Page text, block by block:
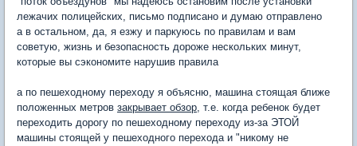
лежачих полицейских, письмо подписано и думаю отправлено
а в остальном, да, я езжу и паркуюсь по правилам и вам
советую, жизнь и безопасность дороже нескольких минут,
которые вы сэкономите нарушив правила
а по пешеходному переходу я объясню, машина стоящая ближе
положенных метров закрывает обзор, т.е. когда ребенок будет
переходить дорогу по пешеходному переходу из-за ЭТОЙ
машины стоящей у пешеходного перехода и "никому не